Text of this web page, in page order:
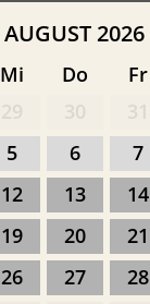
AUGUST 2026
Mi Do Fr
5 6 7
12 13 14
19 20 21
26 27 28